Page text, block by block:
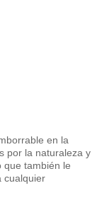
en la
por la naturaleza y
que también le
cualquier